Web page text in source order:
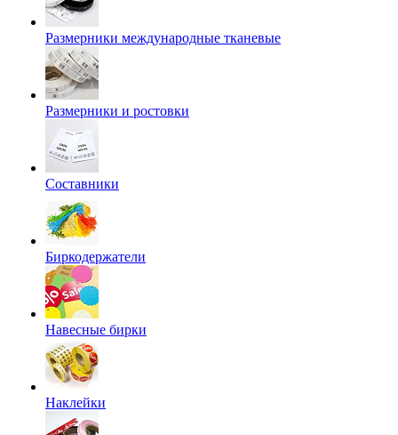
Размерники международные тканевые
Размерники и ростовки
Составники
Биркодержатели
Навесные бирки
Наклейки